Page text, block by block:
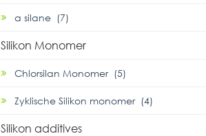
α silane (7)
Silikon Monomer
Chlorsilan Monomer (5)
Zyklische Silikon monomer (4)
Silikon additives